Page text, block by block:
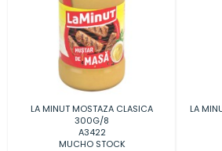
LA MINUT MOSTAZA CLASICA
300G/8
A3422
MUCHO STOCK
LA